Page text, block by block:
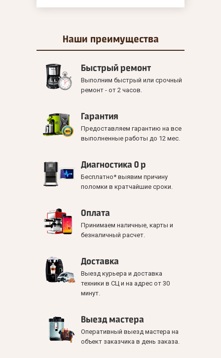
Наши преимущества
Быстрый ремонт
Выполним быстрый или срочный
ремонт - от 2 часов.
Гарантия
Предоставляем гарантию на все
выполненные работы до 12 мес.
Диагностика 0 р
Бесплатно* выявим причину
поломки в кратчайшие сроки.
Оплата
Принимаем наличные, карты и
безналичный расчет.
Доставка
Выезд курьера и доставка
техники в СЦ и на адрес от 30
минут.
Выезд мастера
Оперативный выезд мастера на
объект заказчика в день заказа.